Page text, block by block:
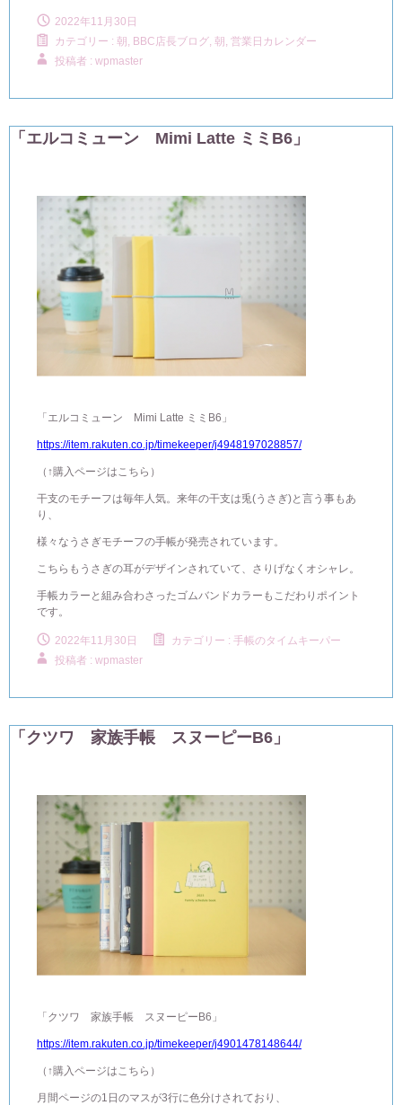
2022年11月30日
カテゴリー : 朝, BBC店長ブログ 朝, 営業日カレンダー
投稿者 : wpmaster
「エルコミューン Mimi Latte ミミB6」
「エルコミューン Mimi Latte ミミB6」
https://item.rakuten.co.jp/timekeeper/j4948197028857/
（↑購入ページはこちら）
干支のモチーフは毎年人気。来年の干支は兎(うさぎ)と言う事もあ
り、
様々なうさぎモチーフの手帳が発売されています。
こちらもうさぎの耳がデザインされていて、さりげなくオシャレ。
手帳カラーと組み合わさったゴムバンドカラーもこだわりポイント
です。
2022年11月30日 カテゴリー : 手帳のタイムキーパー
投稿者 : wpmaster
「クツワ 家族手帳 スヌーピーB6」
「クツワ 家族手帳 スヌーピーB6」
https://item.rakuten.co.jp/timekeeper/j4901478148644/
（↑購入ページはこちら）
月間ページの1日のマスが3行に色分けされており、